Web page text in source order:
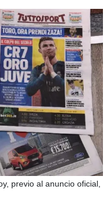
previo al anuncio oficial,